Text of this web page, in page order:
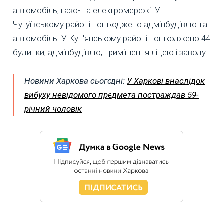
автомобіль, газо- та електромережі. У
Чугуївському районі пошкоджено адмінбудівлю та
автомобіль. У Куп'янському районі пошкоджено 44
будинки, адмінбудівлю, приміщення ліцею і заводу.
Новини Харкова сьогодні: У Харкові внаслідок
вибуху невідомого предмета постраждав 59-
річний чоловік